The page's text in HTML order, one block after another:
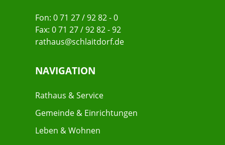
Fon: 0 71 27 / 92 82 - 0
Fax: 0 71 27 / 92 82 - 92
rathaus@schlaitdorf.de
NAVIGATION
Rathaus & Service
Gemeinde & Einrichtungen
Leben & Wohnen